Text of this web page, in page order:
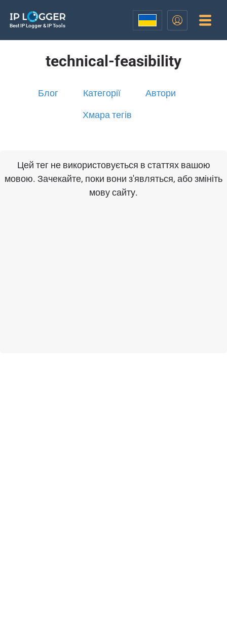
Best IP Logger & IP Tools
technical-feasibility
Блог Категорії Автори
Хмара тегів